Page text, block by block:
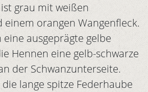
grau mit weißen
einem orangen Wangenfleck.
ausgeprägte gelbe
Hennen eine gelb-schwarze
der Schwanzunterseite.
lange spitze Federhaube